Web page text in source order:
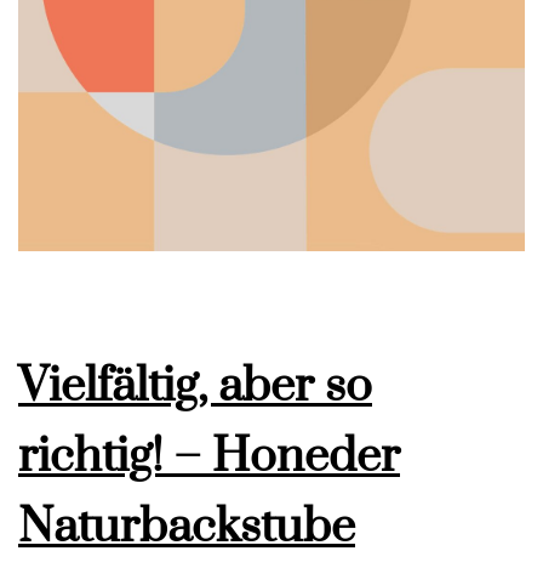
Vielfältig, aber so
richtig! – Honeder
Naturbackstube